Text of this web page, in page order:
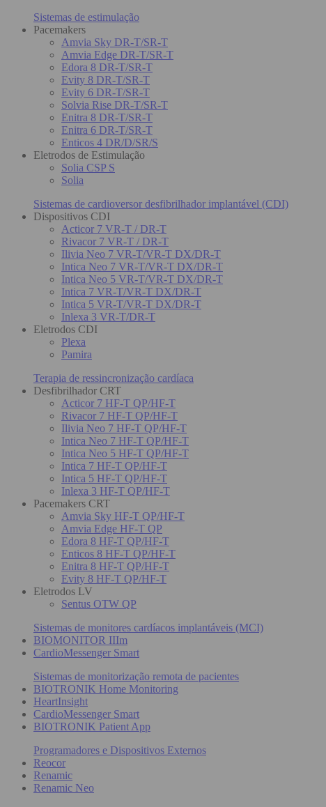
Sistemas de estimulação
Pacemakers
Amvia Sky DR-T/SR-T
Amvia Edge DR-T/SR-T
Edora 8 DR-T/SR-T
Evity 8 DR-T/SR-T
Evity 6 DR-T/SR-T
Solvia Rise DR-T/SR-T
Enitra 8 DR-T/SR-T
Enitra 6 DR-T/SR-T
Enticos 4 DR/D/SR/S
Eletrodos de Estimulação
Solia CSP S
Solia
Sistemas de cardioversor desfibrilhador implantável (CDI)
Dispositivos CDI
Acticor 7 VR-T / DR-T
Rivacor 7 VR-T / DR-T
Ilivia Neo 7 VR-T/VR-T DX/DR-T
Intica Neo 7 VR-T/VR-T DX/DR-T
Intica Neo 5 VR-T/VR-T DX/DR-T
Intica 7 VR-T/VR-T DX/DR-T
Intica 5 VR-T/VR-T DX/DR-T
Inlexa 3 VR-T/DR-T
Eletrodos CDI
Plexa
Pamira
Terapia de ressincronização cardíaca
Desfibrilhador CRT
Acticor 7 HF-T QP/HF-T
Rivacor 7 HF-T QP/HF-T
Ilivia Neo 7 HF-T QP/HF-T
Intica Neo 7 HF-T QP/HF-T
Intica Neo 5 HF-T QP/HF-T
Intica 7 HF-T QP/HF-T
Intica 5 HF-T QP/HF-T
Inlexa 3 HF-T QP/HF-T
Pacemakers CRT
Amvia Sky HF-T QP/HF-T
Amvia Edge HF-T QP
Edora 8 HF-T QP/HF-T
Enticos 8 HF-T QP/HF-T
Enitra 8 HF-T QP/HF-T
Evity 8 HF-T QP/HF-T
Eletrodos LV
Sentus OTW QP
Sistemas de monitores cardíacos implantáveis (MCI)
BIOMONITOR IIIm
CardioMessenger Smart
Sistemas de monitorização remota de pacientes
BIOTRONIK Home Monitoring
HeartInsight
CardioMessenger Smart
BIOTRONIK Patient App
Programadores e Dispositivos Externos
Reocor
Renamic
Renamic Neo